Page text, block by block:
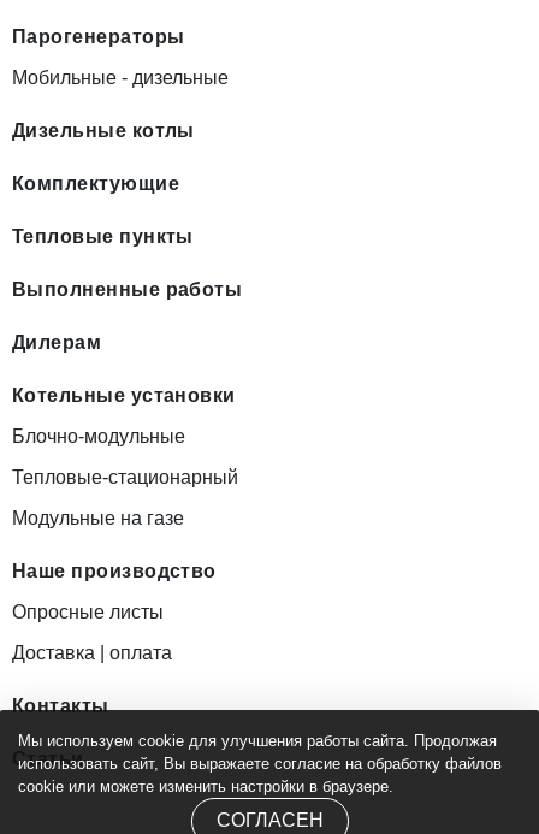
Мы используем cookie для улучшения работы сайта. Продолжая
использовать сайт, Вы выражаете согласие на обработку файлов
cookie или можете изменить настройки в браузере.
СОГЛАСЕН
Парогенераторы
Мобильные - дизельные
Дизельные котлы
Комплектующие
Тепловые пункты
Выполненные работы
Дилерам
Котельные установки
Блочно-модульные
Тепловые-стационарный
Модульные на газе
Наше производство
Опросные листы
Доставка | оплата
Контакты
Статьи